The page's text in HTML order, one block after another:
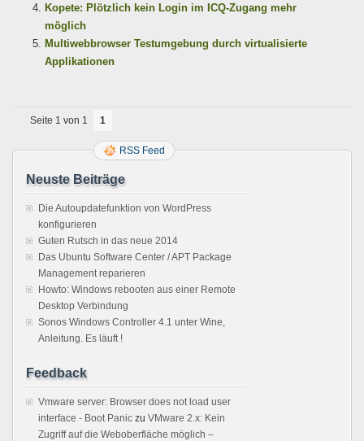
Kopete: Plötzlich kein Login im ICQ-Zugang mehr
möglich
Multiwebbrowser Testumgebung durch virtualisierte
Applikationen
Seite 1 von 1 1
RSS Feed
Neuste Beiträge
Die Autoupdatefunktion von WordPress
konfigurieren
Guten Rutsch in das neue 2014
Das Ubuntu Software Center / APT Package
Management reparieren
Howto: Windows rebooten aus einer Remote
Desktop Verbindung
Sonos Windows Controller 4.1 unter Wine,
Anleitung. Es läuft !
Feedback
Vmware server: Browser does not load user
interface - Boot Panic zu VMware 2.x: Kein
Zugriff auf die Weboberfläche möglich –